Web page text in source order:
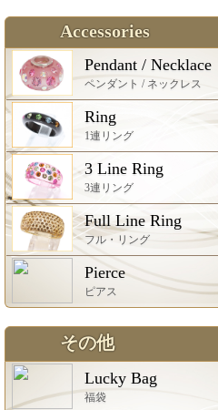
Accessories
Pendant / Necklace
ペンダント / ネックレス
Ring
1連リング
3 Line Ring
3連リング
Full Line Ring
フル・リング
Pierce
ピアス
その他
Lucky Bag
福袋